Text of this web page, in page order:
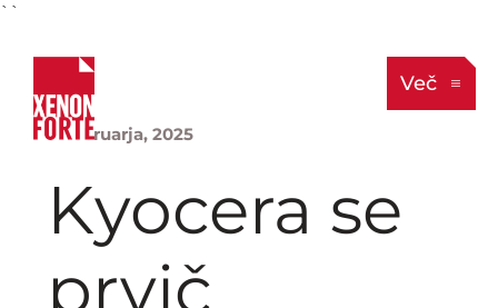
``
Več
5. februarja, 2025
Kyocera se
prvič